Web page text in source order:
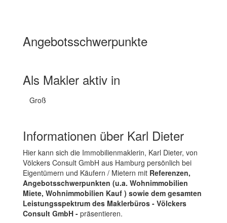
Angebotsschwerpunkte
Als Makler aktiv in
Groß
Informationen über Karl Dieter
Hier kann sich die Immobilienmaklerin, Karl Dieter, von
Völckers Consult GmbH aus Hamburg persönlich bei
Eigentümern und Käufern / Mietern mit Referenzen,
Angebotsschwerpunkten (u.a. Wohnimmobilien
Miete, Wohnimmobilien Kauf ) sowie dem gesamten
Leistungsspektrum des Maklerbüros - Völckers
Consult GmbH - präsentieren.